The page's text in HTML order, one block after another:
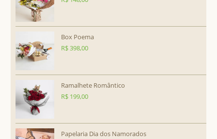
Box Poema
R$398,00
Ramalhete Romântico
R$ 199,00
Papelaria Dia dos Namorados